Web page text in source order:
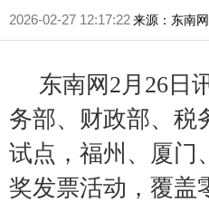
2026-02-27 12:17:22来源：东南网
东南网2月26日
务部、财政部、税
试点，福州、厦门
奖发票活动，覆盖